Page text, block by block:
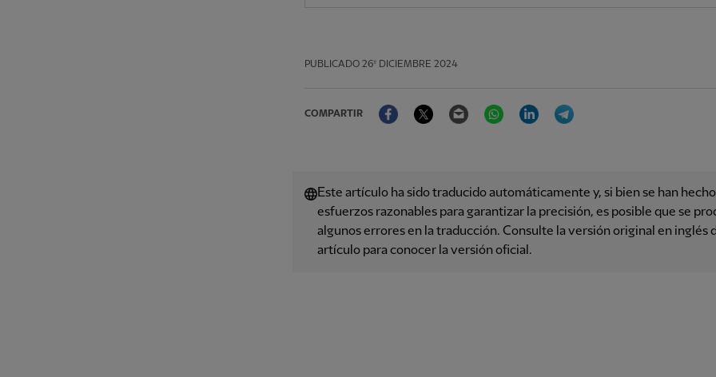
PUBLICADO 26º DICIEMBRE 2024
COMPARTIR
FacebookTwitter Email WhatsAppLinkedIn
Este artículo ha sido traducido automáticamente y, si bien se han
esfuerzos razonables para garantizar la precisión, es posible que se
algunos errores en la traducción. Consulte la versión original en inglés
artículo para conocer la versión oficial.